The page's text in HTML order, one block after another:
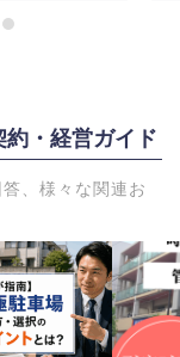
・経営ガイド
、様々な関連お